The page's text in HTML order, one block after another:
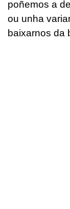
poñemos a
ou unha
baixarnos da